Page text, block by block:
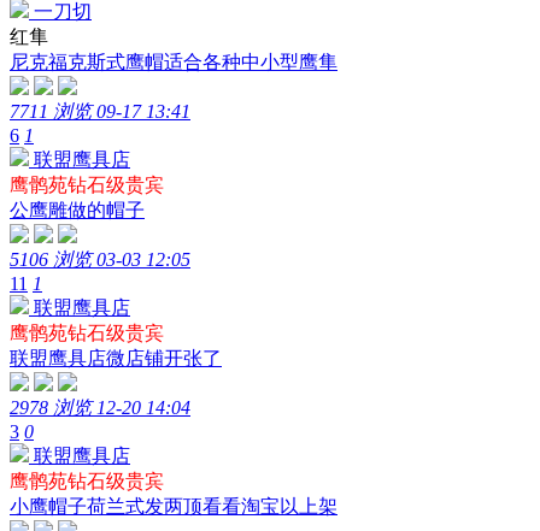
一刀切
红隼
尼克福克斯式鹰帽适合各种中小型鹰隼
7711 浏览 09-17 13:41
6 1
联盟鹰具店
鹰鹘苑钻石级贵宾
公鹰雕做的帽子
5106 浏览 03-03 12:05
11 1
联盟鹰具店
鹰鹘苑钻石级贵宾
联盟鹰具店微店铺开张了
2978 浏览 12-20 14:04
3 0
联盟鹰具店
鹰鹘苑钻石级贵宾
小鹰帽子荷兰式发两顶看看淘宝以上架